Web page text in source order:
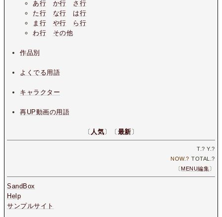
あ行
か行
さ行
た行
な行
は行
ま行
や行
ら行
わ行
その他
作品別
よくでる用語
キャラクター
再UP動画の用語
〔 人気〕〔最新〕
T.? Y.?
NOW.? TOTAL.?
〔MENU編集〕
SandBox
Help
サンプルサイト